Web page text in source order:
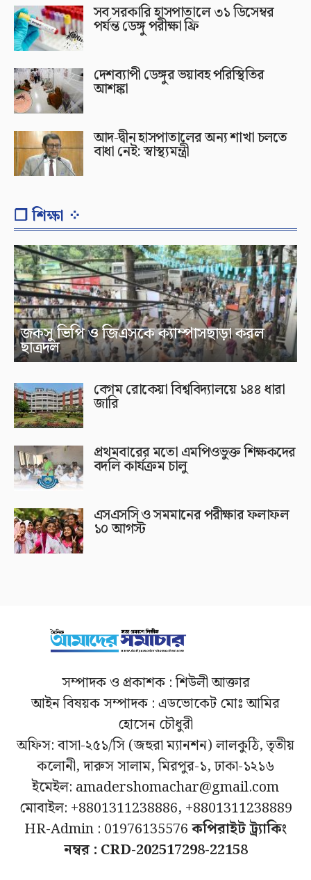
সব সরকারি হাসপাতালে ৩১ ডিসেম্বর
পর্যন্ত ডেঙ্গু পরীক্ষা ফ্রি
দেশব্যাপী ডেঙ্গুর ভয়াবহ পরিস্থিতির
আশঙ্কা
আদ-দ্বীন হাসপাতালের অন্য শাখা চলতে
বাধা নেই: স্বাস্থ্যমন্ত্রী
❐ শিক্ষা ⁘
জকসু ভিপি ও জিএসকে ক্যাম্পাসছাড়া করল
ছাত্রদল
বেগম রোকেয়া বিশ্ববিদ্যালয়ে ১৪৪ ধারা
জারি
প্রথমবারের মতো এমপিওভুক্ত শিক্ষকদের
বদলি কার্যক্রম চালু
এসএসসি ও সমমানের পরীক্ষার ফলাফল
১০ আগস্ট
সম্পাদক ও প্রকাশক : শিউলী আক্তার
আইন বিষয়ক সম্পাদক : এডভোকেট মোঃ আমির
হোসেন চৌধুরী
অফিস: বাসা-২৫১/সি (জহুরা ম্যানশন) লালকুঠি, তৃতীয়
কলোনী, দারুস সালাম, মিরপুর-১, ঢাকা-১২১৬
ইমেইল: amadershomachar@gmail.com
মোবাইল: +8801311238886, +8801311238889
HR-Admin : 01976135576কপিরাইট ট্র্যাকিং
নম্বর : CRD-202517298-22158